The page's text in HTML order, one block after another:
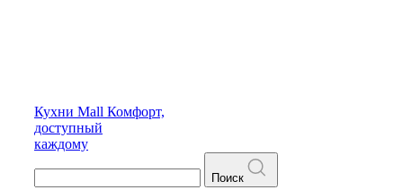
Кухни Mall Комфорт,
доступный
каждому
Поиск